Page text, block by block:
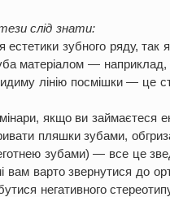
слід знати:
зубного ряду, так
матеріалом — наприклад,
лінію посмішки — це
якщо ви займаєтеся
пляшки зубами,
зубами) — все це
вам варто звернутися до
негативного